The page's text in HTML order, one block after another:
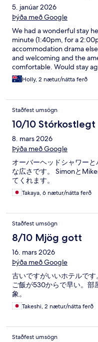
5. janúar 2026
Þýða með Google
We had a wonderful stay
minute (1:40pm, for a
accommodation drama
and welcoming and the
comfortable. Would stay
Holly, 2 nætur/nátta ferð
Staðfest umsögn
10/10 Stórkostlegt
8. mars 2026
Þýða með Google
オーバーヘッドシャワー
な広さです。 Simonと
てくれます。
Takaya, 6 nætur/nátta ferð
Staðfest umsögn
8/10 Mjög gott
16. mars 2026
Þýða með Google
古いですがいいホテルで
ご飯が530からで早い。部
象。
Takeshi, 2 nætur/nátta ferð
Staðfest umsögn